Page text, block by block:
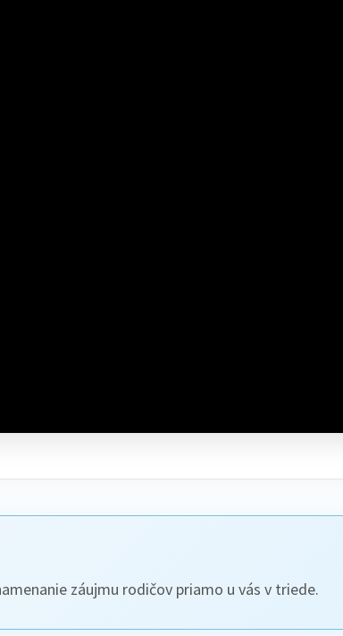
záujmu rodičov priamo u vás v triede.